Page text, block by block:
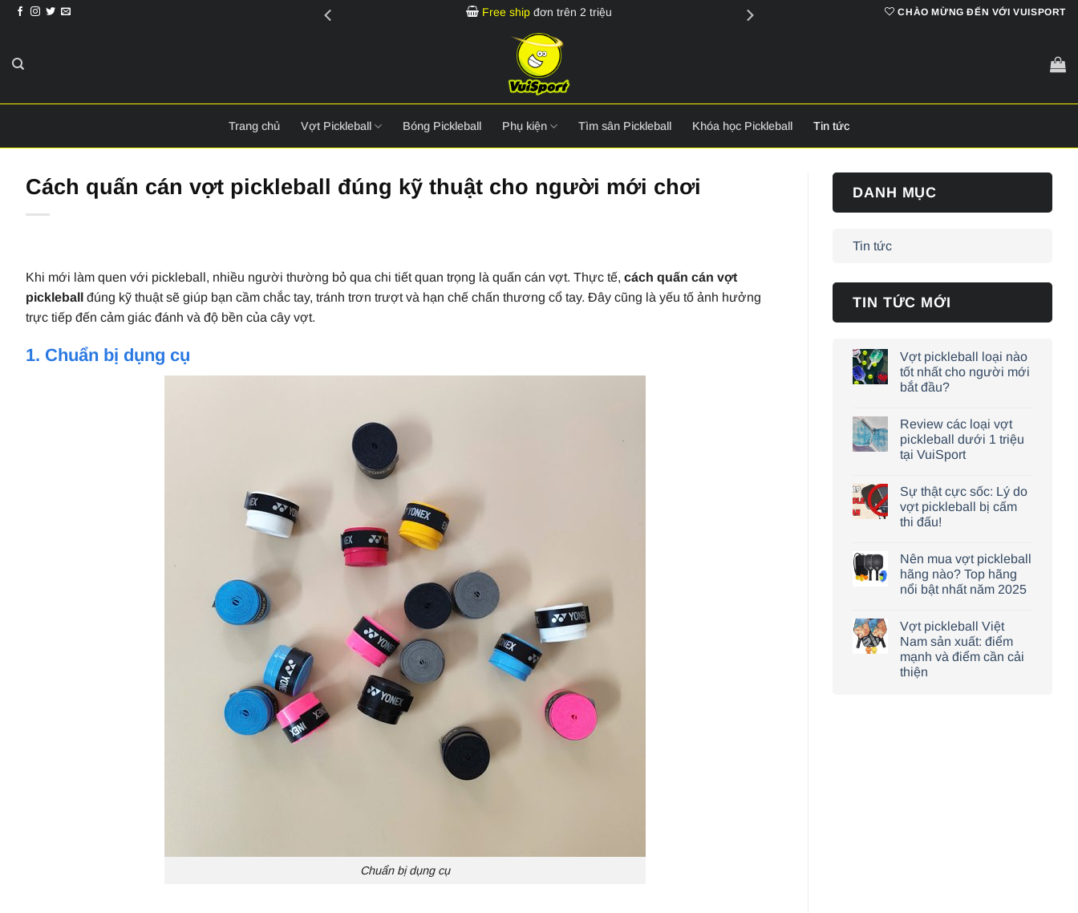
dung
VuiSport Free ship đơn trên 2 triệu Cam kếtchính hãng 100%
CHÀO MỪNG ĐẾN VỚI VUISPORT
Trang chủ Vợt Pickleball Bóng Pickleball Phụ kiện Tìm sân Pickleball Khóa học Pickleball Tin tức
Cách quấn cán vợt pickleball đúng kỹ thuật cho người mới chơi
Khi mới làm quen với pickleball, nhiều người thường bỏ qua chi tiết quan trọng là quấn cán vợt. Thực tế, cách quấn cán vợt
pickleball đúng kỹ thuật sẽ giúp bạn cầm chắc tay, tránh trơn trượt và hạn chế chấn thương cổ tay. Đây cũng là yếu tố ảnh hưởng
trực tiếp đến cảm giác đánh và độ bền của cây vợt.
1. Chuẩn bị dụng cụ
Chuẩn bị dụng cụ
DANH MỤC
Tin tức
TIN TỨC MỚI
Vợt pickleball loại nào
tốt nhất cho người mới
bắt đầu?
Review các loại vợt
pickleball dưới 1 triệu
tại VuiSport
Sự thật cực sốc: Lý do
vợt pickleball bị cấm
thi đấu!
Nên mua vợt pickleball
hãng nào? Top hãng
nổi bật nhất năm 2025
Vợt pickleball Việt
Nam sản xuất: điểm
mạnh và điểm cần cải
thiện